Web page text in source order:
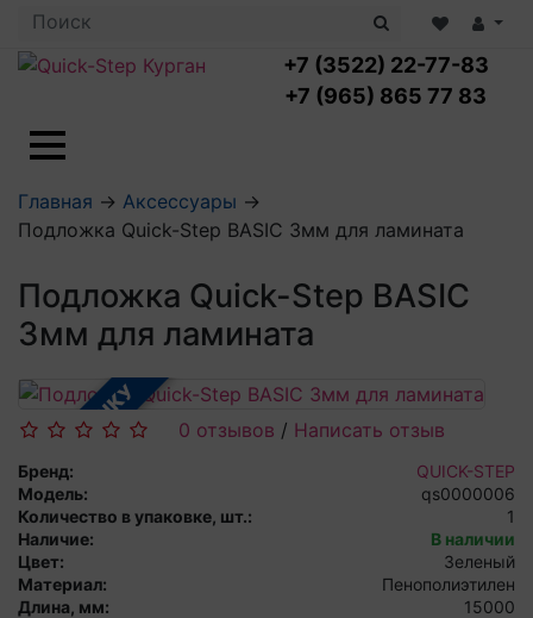
+7 (3522) 22-77-83
+7 (965) 865 77 83
Ламинат с укладкой
Ламинат 32 класс
Ламинат 33 класс
Посмотреть все категории
LOC FLOOR PLUS
LOC FLOOR ARCTIC
Кварцвиниловая плитка с укладкой
Клеевая кварцвиниловая плитка
Виниловый ламинат
Посмотреть все категории
Плинтус
Профили для ступеней
Подложка
Пороги
Аксессуары для напольных покрытий
Посмотреть все категории
Посмотреть все категории
Главная → Аксессуары →
Подложка Quick-Step BASIC 3мм для ламината
Подложка Quick-Step BASIC
3мм для ламината
В РАССРОЧКУ 0 отзывов / Написать отзыв
Бренд:
QUICK-STEP
Модель:
qs0000006
Количество в упаковке, шт.:
1
Наличие:
В наличии
Цвет:
Зеленый
Материал:
Пенополиэтилен
Длина, мм:
15000